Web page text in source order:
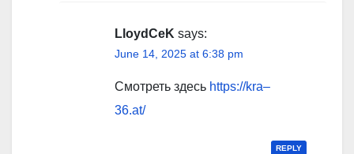
LloydCeK says:
June 14, 2025 at 6:38 pm
Смотреть здесь https://kra–
36.at/
REPLY